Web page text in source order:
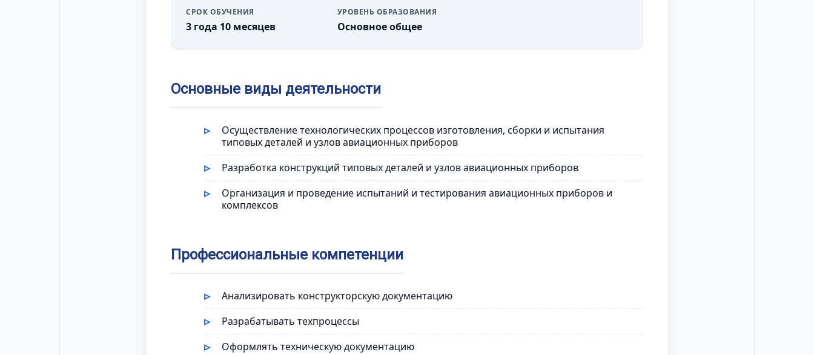
СРОК ОБУЧЕНИЯ
3 года 10 месяцев
УРОВЕНЬ ОБРАЗОВАНИЯ
Основное общее
Основные виды деятельности
Осуществление технологических процессов изготовления, сборки и испытания
типовых деталей и узлов авиационных приборов
Разработка конструкций типовых деталей и узлов авиационных приборов
Организация и проведение испытаний и тестирования авиационных приборов и
комплексов
Профессиональные компетенции
Анализировать конструкторскую документацию
Разрабатывать техпроцессы
Оформлять техническую документацию